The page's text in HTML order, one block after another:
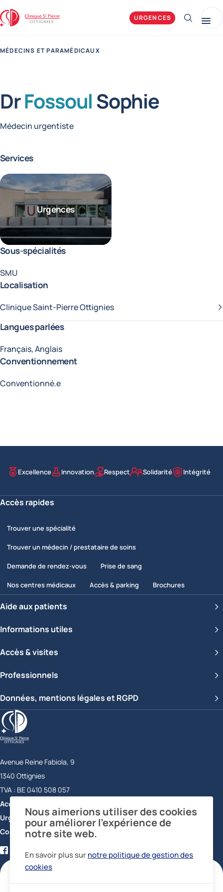
Clinique Saint-Pierre Ottignies URGENCES Afficher
MÉDECINS ET PARAMÉDICAUX
DrFossoulSophie
Fonctions
Médecin urgentiste
Services
Urgences
Sous-spécialités
SMU
Localisation
Clinique Saint-Pierre Ottignies
Langues parlées
Français, Anglais
Conventionnement
Conventionné.e
Nos valeurs
Excellence Innovation Respect Solidarité Intégrité
Accès rapides
Trouver une spécialité
Trouver un médecin / prestataire de soins
Demande de rendez-vous Prise de sang
Nos centres médicaux Accès & parking Brochures
Aide aux patients
Informations utiles
Accès & visites
Professionnels
Données, mentions légales et RGPD
Clinique Saint-Pierre Ottignies
Avenue Reine Fabiola, 9
1340 Ottignies
Belgique
TVA : BE 0410 508 057
Accueil
Urgences
+32 10 43 73 56
Contact
FacebookTwitterYouTubeLinkedIn
certifications
Nous aimerions utiliser des cookies
pour améliorer l’expérience de
notre site web.
En savoir plus surnotre politique de gestion des
cookies